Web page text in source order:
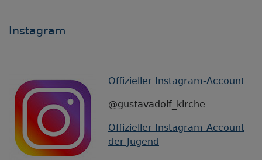
Instagram
Offizieller Instagram-Account
@gustavadolf_kirche
Offizieller Instagram-Account
der Jugend